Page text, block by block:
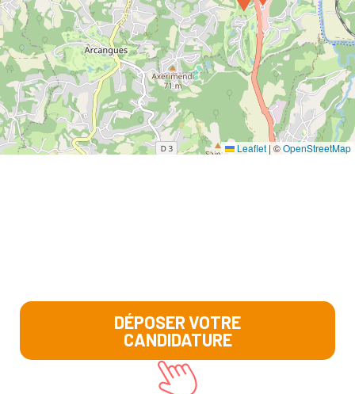
Leaflet |©OpenStreetMap
DÉPOSER VOTRE
CANDIDATURE